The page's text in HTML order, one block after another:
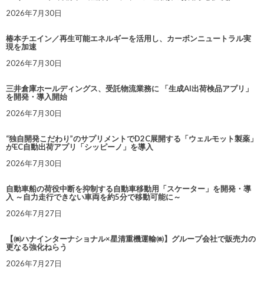
2026年7月30日
椿本チエイン／再生可能エネルギーを活用し、カーボンニュートラル実
現を加速
2026年7月30日
三井倉庫ホールディングス、受託物流業務に 「生成AI出荷検品アプリ」
を開発・導入開始
2026年7月30日
“独自開発こだわり”のサプリメントでD2C展開する「ウェルモット製薬」
がEC自動出荷アプリ「シッピーノ」を導入
2026年7月30日
自動車船の荷役中断を抑制する自動車移動用「スケーター」を開発・導
入 ～自力走行できない車両を約5分で移動可能に～
2026年7月27日
【㈱ハナインターナショナル×星清重機運輸㈱】グループ会社で販売力の
更なる強化ねらう
2026年7月27日